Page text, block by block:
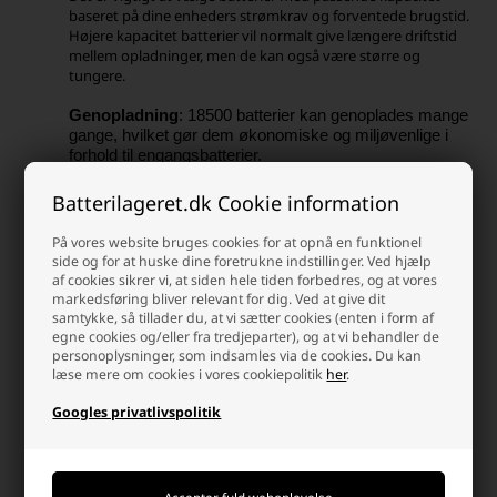
Batterilageret.dk Cookie information
På vores website bruges cookies for at opnå en funktionel
side og for at huske dine foretrukne indstillinger. Ved hjælp
af cookies sikrer vi, at siden hele tiden forbedres, og at vores
markedsføring bliver relevant for dig. Ved at give dit
samtykke, så tillader du, at vi sætter cookies (enten i form af
egne cookies og/eller fra tredjeparter), og at vi behandler de
personoplysninger, som indsamles via de cookies. Du kan
læse mere om cookies i vores cookiepolitik her.
Googles privatlivspolitik
baseret på dine enheders strømkrav og forventede brugstid.
Højere kapacitet batterier vil normalt give længere driftstid
mellem opladninger, men de kan også være større og
tungere.
Genopladning: 18500 batterier kan genoplades mange
gange, hvilket gør dem økonomiske og miljøvenlige i
forhold til engangsbatterier.
hjælp af en passende batterioplader, der er designet til
lithium-ion-batterier.
Brug en kompatibel oplader: Sørg for at bruge en
oplader, der er designet til genopladning af lithium-
ion-batterier, og som er kompatibel med 18500-
batterier. En passende oplader vil have indstillinger og
funktioner, der er egnet til disse batterier og sikrer en
sikker og effektiv opladningsproces.
Overvåg opladningen: Hold øje med
opladningsprocessen og afbryd opladningen, når
batterierne er fuldt opladet. Overopladning af lithium-